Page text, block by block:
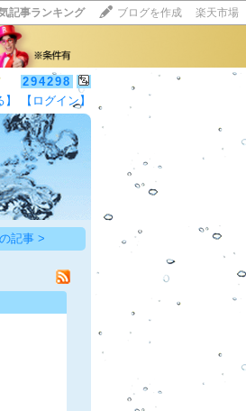
記事ランキング ブログを作成 楽天市場
294298
【ログイン】
【毎日開催】
15記事にいいね！で1ポイント
-- --
記事 >